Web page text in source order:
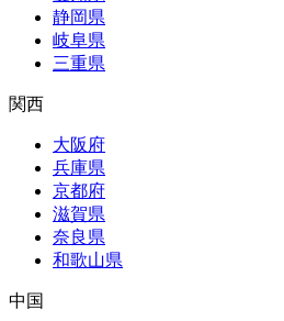
静岡県
岐阜県
三重県
関西
大阪府
兵庫県
京都府
滋賀県
奈良県
和歌山県
中国